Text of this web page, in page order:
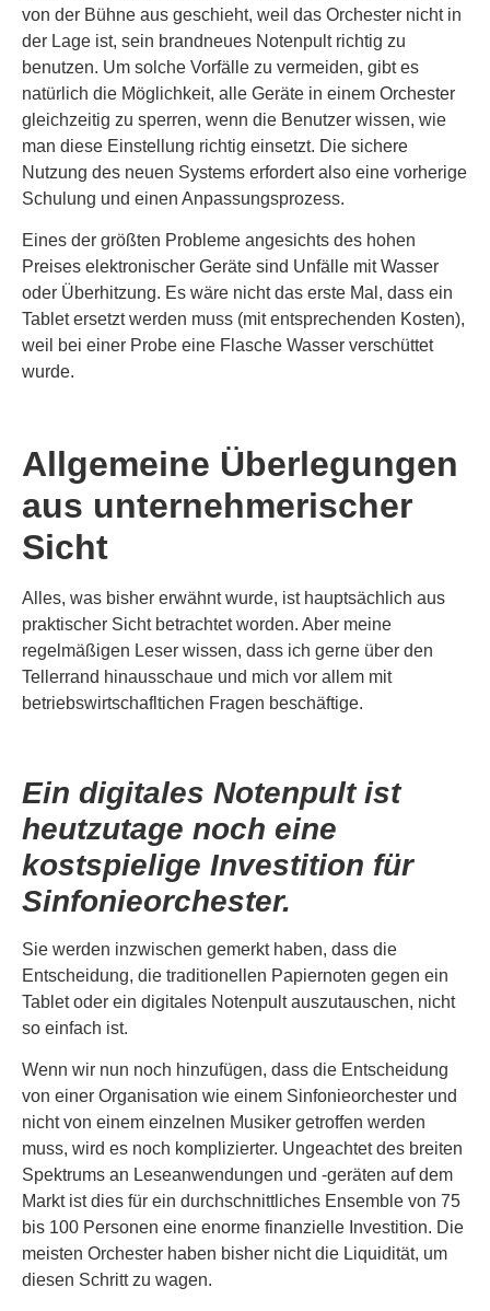
von der Bühne aus geschieht, weil das Orchester nicht in
der Lage ist, sein brandneues Notenpult richtig zu
benutzen. Um solche Vorfälle zu vermeiden, gibt es
natürlich die Möglichkeit, alle Geräte in einem Orchester
gleichzeitig zu sperren, wenn die Benutzer wissen, wie
man diese Einstellung richtig einsetzt. Die sichere
Nutzung des neuen Systems erfordert also eine vorherige
Schulung und einen Anpassungsprozess.
Eines der größten Probleme angesichts des hohen
Preises elektronischer Geräte sind Unfälle mit Wasser
oder Überhitzung. Es wäre nicht das erste Mal, dass ein
Tablet ersetzt werden muss (mit entsprechenden Kosten),
weil bei einer Probe eine Flasche Wasser verschüttet
wurde.
Allgemeine Überlegungen
aus unternehmerischer
Sicht
Alles, was bisher erwähnt wurde, ist hauptsächlich aus
praktischer Sicht betrachtet worden. Aber meine
regelmäßigen Leser wissen, dass ich gerne über den
Tellerrand hinausschaue und mich vor allem mit
betriebswirtschafltichen Fragen beschäftige.
Ein digitales Notenpult ist
heutzutage noch eine
kostspielige Investition für
Sinfonieorchester.
Sie werden inzwischen gemerkt haben, dass die
Entscheidung, die traditionellen Papiernoten gegen ein
Tablet oder ein digitales Notenpult auszutauschen, nicht
so einfach ist.
Wenn wir nun noch hinzufügen, dass die Entscheidung
von einer Organisation wie einem Sinfonieorchester und
nicht von einem einzelnen Musiker getroffen werden
muss, wird es noch komplizierter. Ungeachtet des breiten
Spektrums an Leseanwendungen und -geräten auf dem
Markt ist dies für ein durchschnittliches Ensemble von 75
bis 100 Personen eine enorme finanzielle Investition. Die
meisten Orchester haben bisher nicht die Liquidität, um
diesen Schritt zu wagen.